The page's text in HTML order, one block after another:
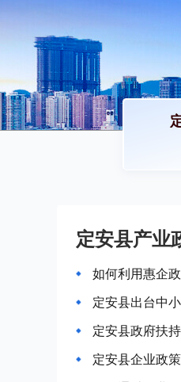
定安县产业
如何利用惠企
定安县出台中
定安县政府扶
定安县企业政